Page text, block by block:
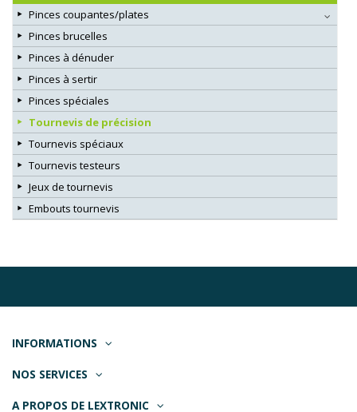
Pinces coupantes/plates
Pinces brucelles
Pinces à dénuder
Pinces à sertir
Pinces spéciales
Tournevis de précision
Tournevis spéciaux
Tournevis testeurs
Jeux de tournevis
Embouts tournevis
INFORMATIONS
NOS SERVICES
A PROPOS DE LEXTRONIC